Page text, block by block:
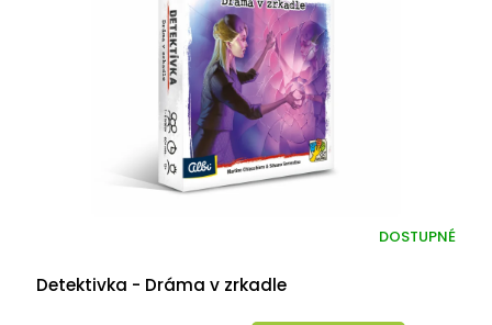
Detektivka - Dráma v zrkadle
DOSTUPNÉ